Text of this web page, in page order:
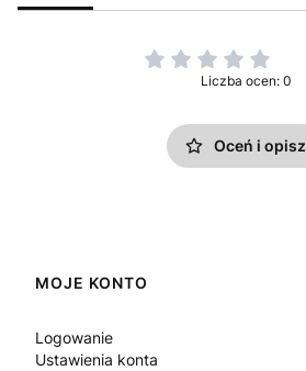
Liczba ocen: 0
Oceń i opisz
Linki w stopce
MOJE KONTO
Logowanie
Ustawienia konta